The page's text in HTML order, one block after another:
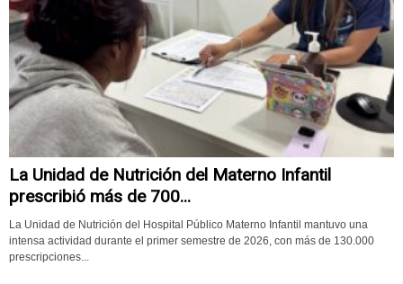
La Unidad de Nutrición del Materno Infantil
prescribió más de 700...
La Unidad de Nutrición del Hospital Público Materno Infantil mantuvo una
intensa actividad durante el primer semestre de 2026, con más de 130.000
prescripciones...